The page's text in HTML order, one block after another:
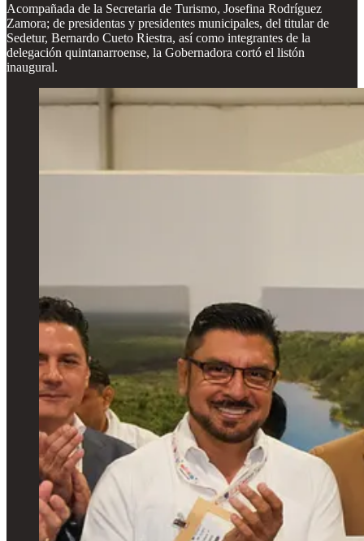
Acompañada de la Secretaria de Turismo, Josefina Rodríguez
Zamora; de presidentas y presidentes municipales, del titular de
Sedetur, Bernardo Cueto Riestra, así como integrantes de la
delegación quintanarroense, la Gobernadora cortó el listón
inaugural.